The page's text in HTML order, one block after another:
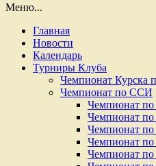
Меню...
Главная
Новости
Календарь
Турниры Клуба
Чемпионат Курска
Чемпионат по ССИ
Чемпионат
Чемпионат
Чемпионат
Чемпионат
Чемпионат